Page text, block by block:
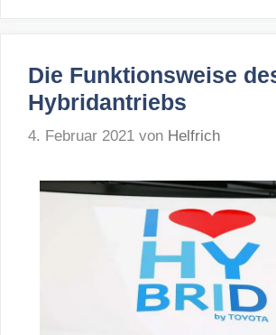
Die Funktionsweise
Hybridantriebs
4. Februar 2021 von Helfrich